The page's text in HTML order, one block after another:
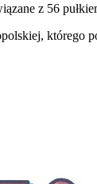
z 56
którego